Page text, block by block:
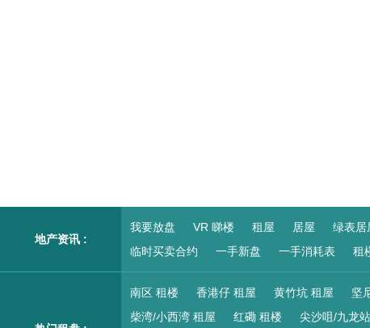
地产资讯 :
我要放盘 VR 睇楼 租屋 居屋 绿表居
临时买卖合约
一手新盘 一手消耗表 租
南区 租楼 香港仔 租屋 黄竹坑 租屋 坚
柴湾/小西湾 租屋
红磡 租楼 尖沙咀/九龙